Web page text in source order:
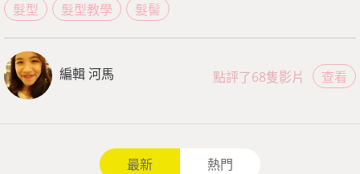
髮型 髮型教學 髮髻
編輯 河馬 查看
點評了68隻影片
最新 熱門